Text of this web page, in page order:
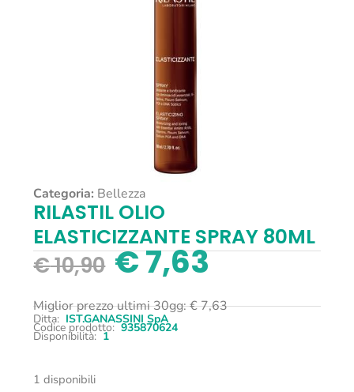
Categoria: Bellezza
RILASTIL OLIO
ELASTICIZZANTE SPRAY 80ML
€10,90 €7,63
Miglior prezzo ultimi 30gg:€7,63
Ditta: IST.GANASSINI SpA
Codice prodotto: 935870624
Disponibilità: 1
1 disponibili